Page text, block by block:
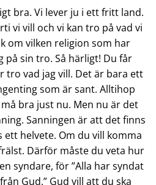
bra. Vi lever ju i ett fritt land.
vi vill och vi kan tro på vad vi
om vilken religion som har
på sin tro. Så härligt! Du får
tro vad jag vill. Det är bara ett
som är sant. Alltihop
bra just nu. Men nu är det
Sanningen är att det finns
helvete. Om du vill komma
Därför måste du veta hur
syndare, för ”Alla har syndat
Gud.” Gud vill att du ska